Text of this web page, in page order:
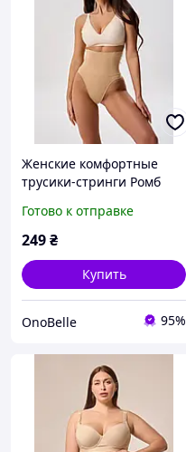
Женские комфортные
трусики-стринги Ромб
Коррекционное белье для
женщин Бежевый, M
Готово к отправке
249₴
Купить
OnoBelle 95%